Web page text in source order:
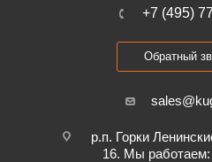
+7 (495)
Обратный
р.п. Горки
16. Мы